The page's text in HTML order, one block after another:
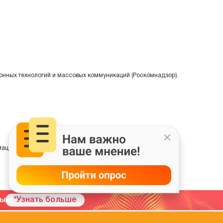
технологий и массовых коммуникаций (Роскомнадзор).
на основе сбора, систематизации и анализа сведений,
*Узнать больше